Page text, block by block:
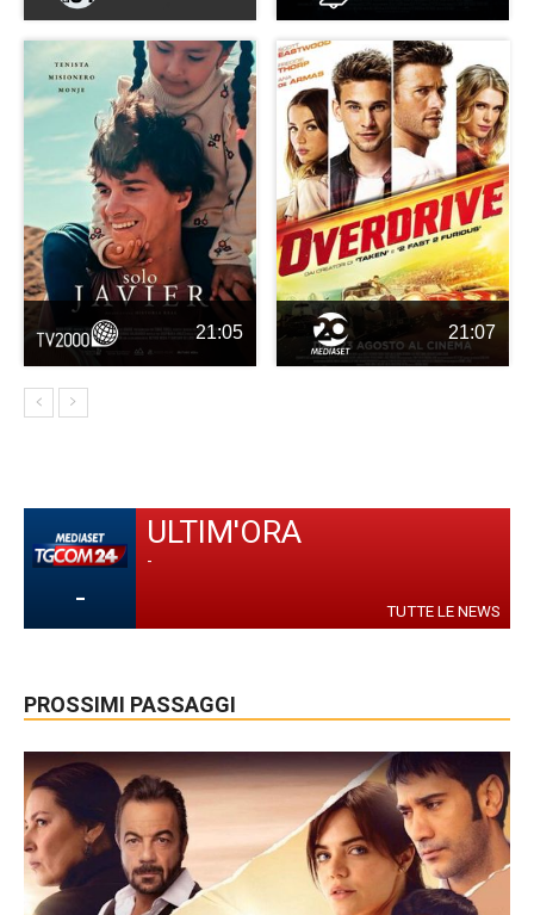
21:05 21:07
-
ULTIM'ORA
-
TUTTE LE NEWS
PROSSIMI PASSAGGI